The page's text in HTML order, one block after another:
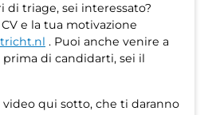
triage, sei interessato?
e la tua motivazione
. Puoi anche venire a
prima di candidarti, sei il
qui sotto, che ti daranno